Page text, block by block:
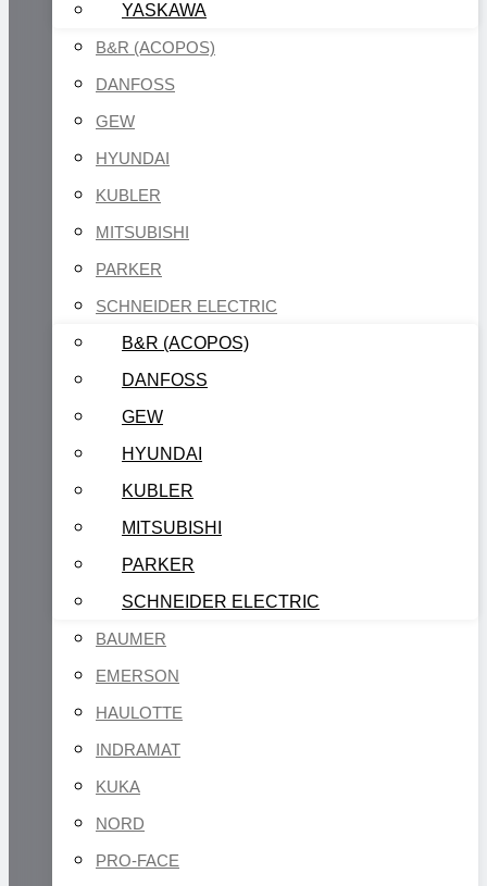
YASKAWA
B&R (ACOPOS)
DANFOSS
GEW
HYUNDAI
KUBLER
MITSUBISHI
PARKER
SCHNEIDER ELECTRIC
B&R (ACOPOS)
DANFOSS
GEW
HYUNDAI
KUBLER
MITSUBISHI
PARKER
SCHNEIDER ELECTRIC
BAUMER
EMERSON
HAULOTTE
INDRAMAT
KUKA
NORD
PRO-FACE